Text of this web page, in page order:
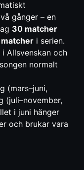
gånger – en
30 matcher
i serien.
Allsvenskan och
normalt
(mars–juni,
(juli–november,
i juni hänger
och brukar vara